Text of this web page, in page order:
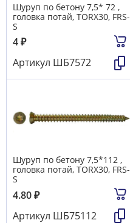
Шуруп по бетону 7,5* 72 ,
головка потай, TORX30, FRS-
S
4₽
Артикул ШБ7572
Шуруп по бетону 7,5*112 ,
головка потай, TORX30, FRS-
S
4.80₽
Артикул ШБ75112